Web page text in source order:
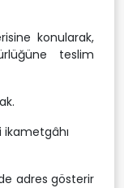
konularak,
teslim
ikametgâhı
adres gösterir